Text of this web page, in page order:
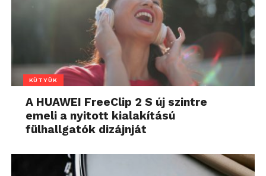
KÜTYÜK
A HUAWEI FreeClip 2 S új szintre
emeli a nyitott kialakítású
fülhallgatók dizájnját